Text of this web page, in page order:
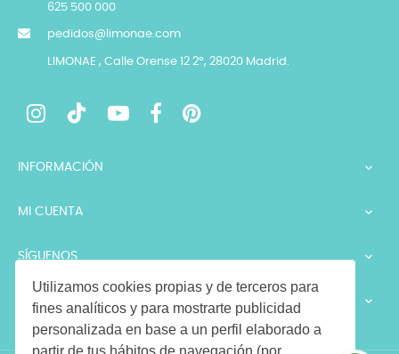
Utilizamos cookies propias y de terceros para
fines analíticos y para mostrarte publicidad
personalizada en base a un perfil elaborado a
625 500 000
pedidos@limonae.com
LIMONAE , Calle Orense 12 2º, 28020 Madrid.
INFORMACIÓN 
MI CUENTA 
SÍGUENOS 
LEGALES 